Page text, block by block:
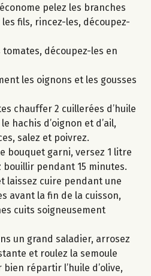
pelez les branches
fils, rincez-les, découpez-
tomates, découpez-les en
les oignons et les gousses
chauffer 2 cuillerées d’huile
hachis d’oignon et d’ail,
salez et poivrez.
bouquet garni, versez 1 litre
bouillir pendant 15 minutes.
laissez cuire pendant une
avant la fin de la cuisson,
cuits soigneusement
un grand saladier, arrosez
et roulez la semoule
répartir l’huile d’olive,